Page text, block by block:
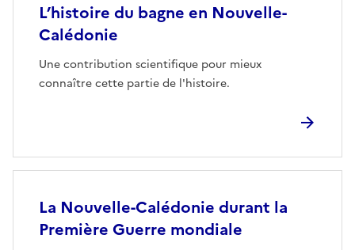
L’histoire du bagne en Nouvelle-
Calédonie
Une contribution scientifique pour mieux
connaître cette partie de l'histoire.
La Nouvelle-Calédonie durant la
Première Guerre mondiale